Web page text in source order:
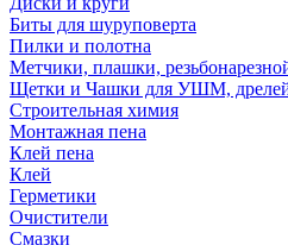
Биты для шуруповерта
Пилки и полотна
Метчики, плашки,
Щетки и Чашки для УШМ,
Строительная химия
Монтажная пена
Клей пена
Клей
Герметики
Очистители
Смазки